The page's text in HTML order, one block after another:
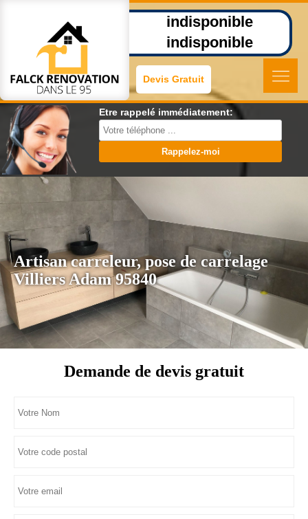
indisponible
indisponible
Devis Gratuit
Etre rappelé immédiatement:
Artisan carreleur, pose de carrelage
Villiers Adam 95840
Demande de devis gratuit